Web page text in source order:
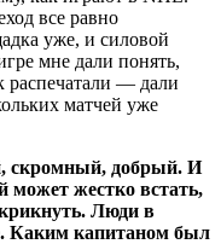
все равно
уже, и силовой
мне дали понять,
распечатали — дали
матчей уже
скромный, добрый. И
может жестко встать,
Люди в
Каким капитаном был